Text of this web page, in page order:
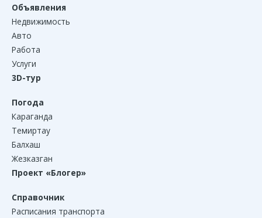
Объявления
Недвижимость
Авто
Работа
Услуги
3D-тур
Погода
Караганда
Темиртау
Балхаш
Жезказган
Проект «Блогер»
Справочник
Расписания транспорта